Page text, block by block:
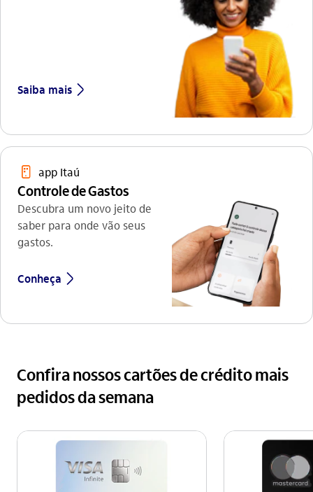
Saiba mais seta_direita
aplicativos_outline app Itaú
Controle de Gastos
Descubra um novo jeito de
saber para onde vão seus
gastos.
Conheça seta_direita
Confira nossos cartões de crédito mais
pedidos da semana